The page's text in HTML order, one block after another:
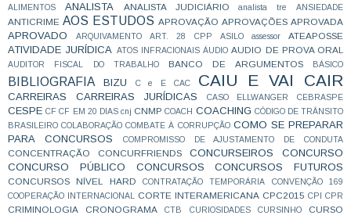
ALIMENTOS ANALISTA ANALISTA JUDICIÁRIO analista tre ANSIEDADE
ANTICRIME AOS ESTUDOS APROVAÇÃO APROVAÇÕES APROVADA
APROVADO ARQUIVAMENTO ART. 28 CPP ASILO assessor ATEAPOSSE
ATIVIDADE JURÍDICA ATOS INFRACIONAIS ÁUDIO AUDIO DE PROVA ORAL
AUDITOR FISCAL DO TRABALHO BANCO DE ARGUMENTOS BÁSICO
BIBLIOGRAFIA BIZU C e E CAC CAIU E VAI CAIR
CARREIRAS CARREIRAS JURÍDICAS CASO ELLWANGER CEBRASPE
CESPE CF CF EM 20 DIAS cnj CNMP COACH COACHING CÓDIGO DE TRÂNSITO
BRASILEIRO COLABORAÇÃO COMBATE À CORRUPÇÃO COMO SE PREPARAR
PARA CONCURSOS
COMPROMISSO DE AJUSTAMENTO DE CONDUTA
CONCENTRAÇÃO CONCURFRIENDS CONCURSEIROS
CONCURSO
CONCURSO PÚBLICO
CONCURSOS CONCURSOS FUTUROS
CONCURSOS NÍVEL HARD CONTRATAÇÃO TEMPORÁRIA
CONVENÇÃO 169
COOPERAÇÃO INTERNACIONAL CORTE INTERAMERICANA CPC2015 CPI CPR
CRIMINOLOGIA CRONOGRAMA CTB CURIOSIDADES CURSINHO CURSO